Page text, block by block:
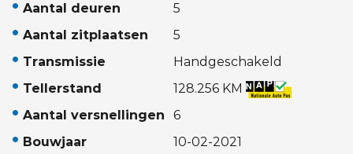
Aantal deuren
5
Aantal zitplaatsen
5
Transmissie
Handgeschakeld
Tellerstand
128.256 KM
Aantal versnellingen
6
Bouwjaar
10-02-2021